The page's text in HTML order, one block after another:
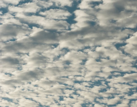
Resmi İlanlar
Söyleşi
Foto Şaka